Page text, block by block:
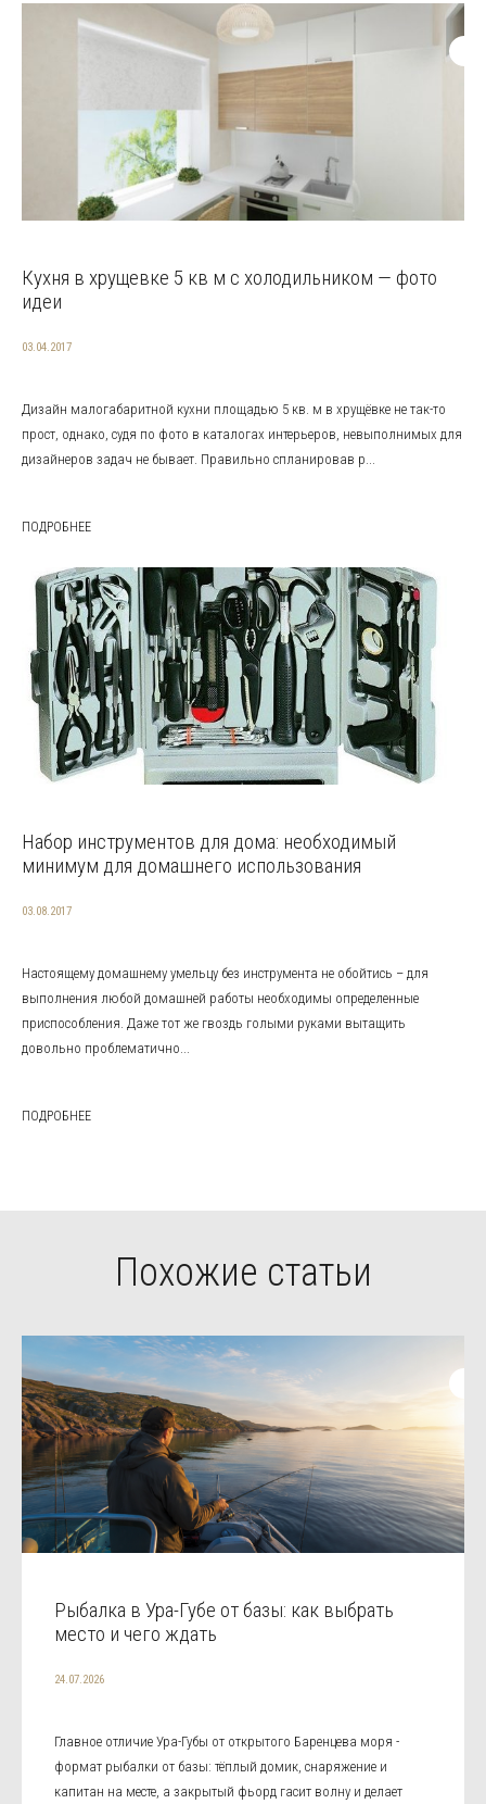
Кухня в хрущевке 5 кв м с холодильником — фото
идеи
03.04.2017
Дизайн малогабаритной кухни площадью 5 кв. м в хрущёвке не так-то
прост, однако, судя по фото в каталогах интерьеров, невыполнимых для
дизайнеров задач не бывает. Правильно спланировав р...
ПОДРОБНЕЕ
Набор инструментов для дома: необходимый
минимум для домашнего использования
03.08.2017
Настоящему домашнему умельцу без инструмента не обойтись – для
выполнения любой домашней работы необходимы определенные
приспособления. Даже тот же гвоздь голыми руками вытащить
довольно проблематично...
ПОДРОБНЕЕ
Похожие статьи
Рыбалка в Ура-Губе от базы: как выбрать
место и чего ждать
24.07.2026
Главное отличие Ура-Губы от открытого Баренцева моря -
формат рыбалки от базы: тёплый домик, снаряжение и
капитан на месте, а закрытый фьорд гасит волну и делает